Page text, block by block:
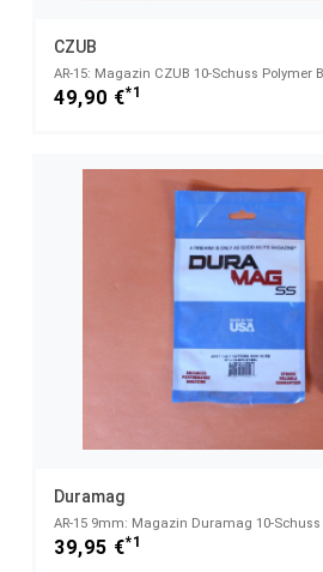
CZUB
AR-15: Magazin CZUB 10-Schuss Polymer
49,90 €*1
Duramag
39,95 €*1